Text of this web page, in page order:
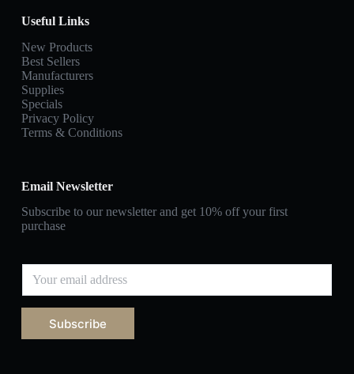
Useful Links
New Products
Best Sellers
Manufacturers
Supplies
Specials
Privacy Policy
Terms & Conditions
Email Newsletter
Subscribe to our newsletter and get 10% off your first
purchase
Subscribe